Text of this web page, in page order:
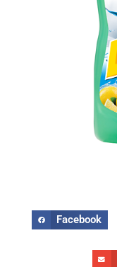
Facebook